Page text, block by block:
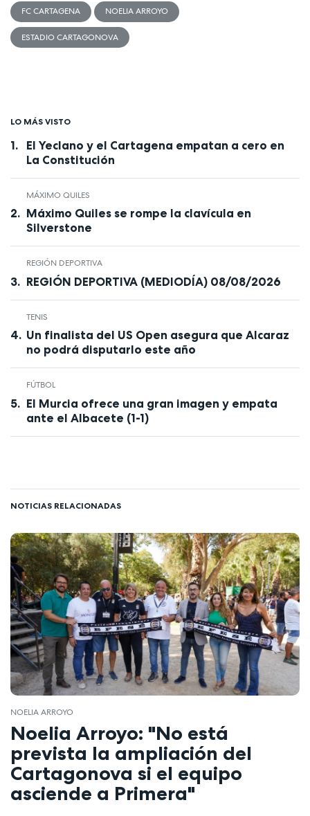
FC CARTAGENA NOELIA ARROYO
ESTADIO CARTAGONOVA
LO MÁS VISTO
El Yeclano y el Cartagena empatan a cero en
La Constitución
MÁXIMO QUILES
Máximo Quiles se rompe la clavícula en
Silverstone
REGIÓN DEPORTIVA
REGIÓN DEPORTIVA (MEDIODÍA) 08/08/2026
TENIS
Un finalista del US Open asegura que Alcaraz
no podrá disputarlo este año
FÚTBOL
El Murcia ofrece una gran imagen y empata
ante el Albacete (1-1)
NOTICIAS RELACIONADAS
NOELIA ARROYO
Noelia Arroyo: "No está
prevista la ampliación del
Cartagonova si el equipo
asciende a Primera"